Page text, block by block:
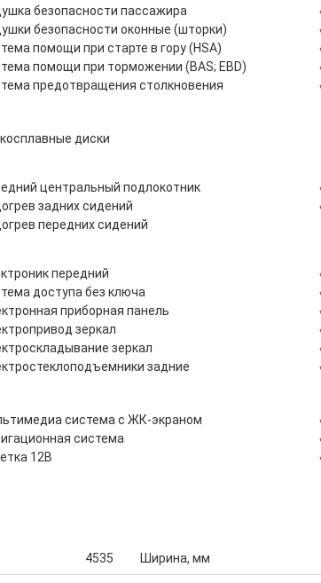
безопасности пассажира
безопасности оконные (шторки)
помощи при старте в гору (HSA)
помощи при торможении (BAS; EBD)
предотвращения столкновения
диски
центральный подлокотник
задних сидений
передних сидений
передний
доступа без ключа
приборная панель
зеркал
зеркал
задние
система с ЖК-экраном
система
12В
4535 Ширина, мм